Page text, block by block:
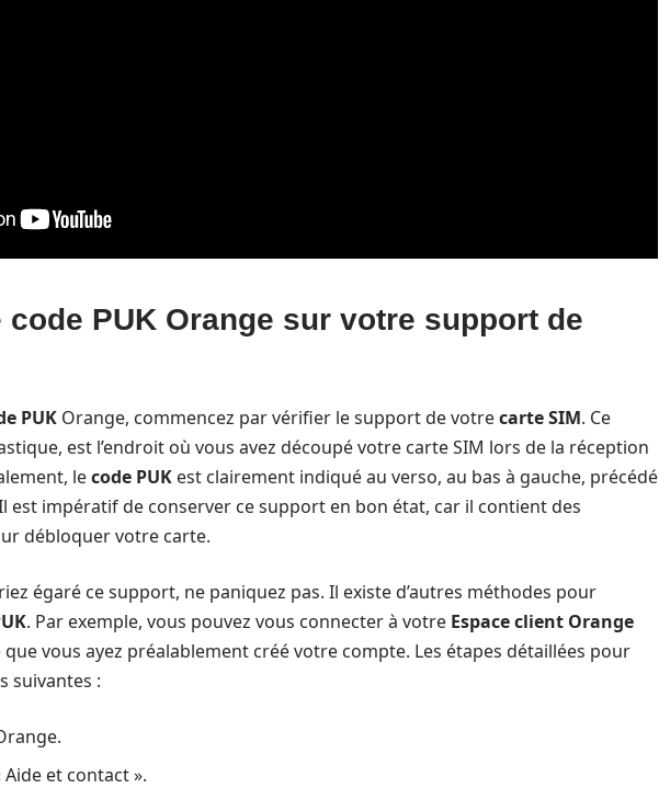
PUK Orange sur votre support de
PUK Orange, commencez par vérifier le support de votrecarte SIM. Ce
est l’endroit où vous avez découpé votre carte SIM lors de la réception
lecode PUK est clairement indiqué au verso, au bas à gauche, précédé
est impératif de conserver ce support en bon état, car il contient des
débloquer votre carte.
égaré ce support, ne paniquez pas. Il existe d’autres méthodes pour
. Par exemple, vous pouvez vous connecter à votre Espace client Orange
que vous ayez préalablement créé votre compte. Les étapes détaillées pour
suivantes :
et contact ».